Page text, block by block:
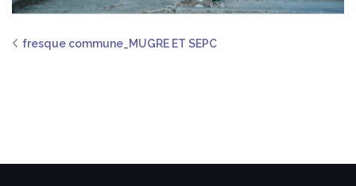
fresque commune_MUGRE ET SEPC